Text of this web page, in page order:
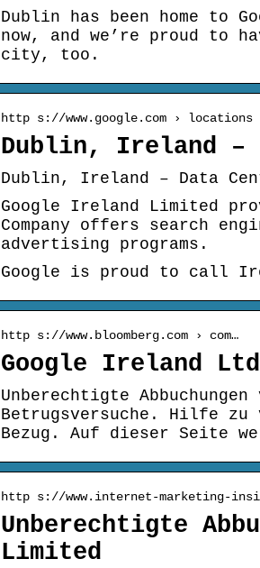
Dublin has been home to
now, and we’re proud to
city, too.
http s://www.google.com › locations
Dublin, Ireland –
Dublin, Ireland – Data
Google Ireland Limited
Company offers search
advertising programs.
Google is proud to call
http s://www.bloomberg.com › com…
Google Ireland
Unberechtigte
Betrugsversuche. Hilfe zu
Bezug. Auf dieser Seite
http s://www.internet-marketing-
Unberechtigte
Limited